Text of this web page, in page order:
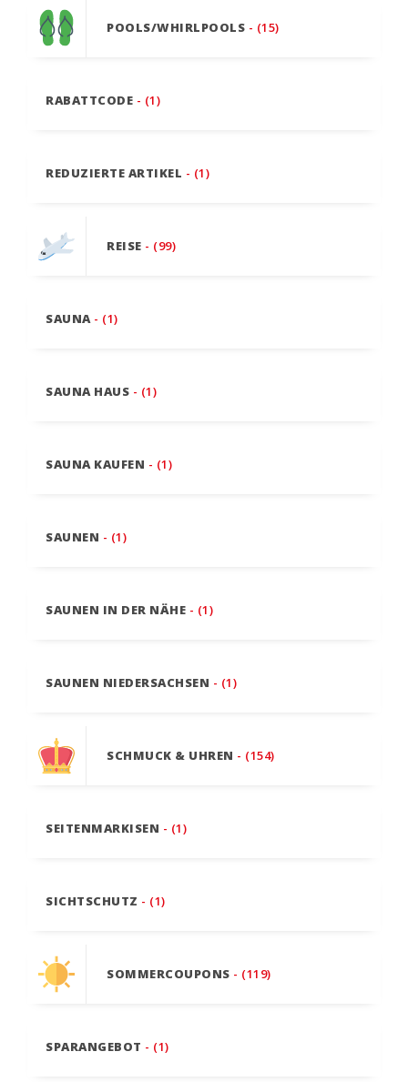
POOLS/WHIRLPOOLS - (15)
RABATTCODE - (1)
REDUZIERTE ARTIKEL - (1)
REISE - (99)
SAUNA - (1)
SAUNA HAUS - (1)
SAUNA KAUFEN - (1)
SAUNEN - (1)
SAUNEN IN DER NÄHE - (1)
SAUNEN NIEDERSACHSEN - (1)
SCHMUCK & UHREN - (154)
SEITENMARKISEN - (1)
SICHTSCHUTZ - (1)
SOMMERCOUPONS - (119)
SPARANGEBOT - (1)